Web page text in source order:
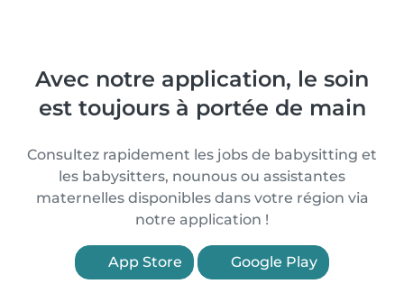
Avec notre application, le soin
est toujours à portée de main
Consultez rapidement les jobs de babysitting et
les babysitters, nounous ou assistantes
maternelles disponibles dans votre région via
notre application !
App Store Google Play